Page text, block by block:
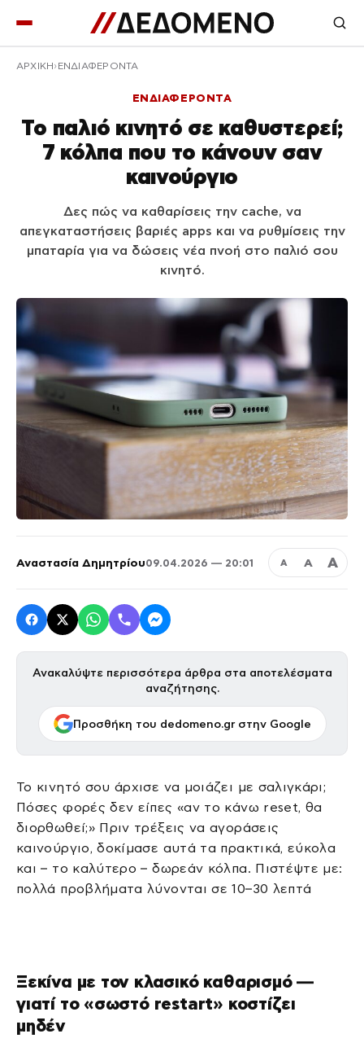
ΑΡΧΙΚΉ ΕΝΔΙΑΦΕΡΟΝΤΑ
ΕΝΔΙΑΦΕΡΟΝΤΑ
Το παλιό κινητό σε καθυστερεί;
7 κόλπα που το κάνουν σαν
καινούργιο
Δες πώς να καθαρίσεις την cache, να
απεγκαταστήσεις βαριές apps και να ρυθμίσεις την
μπαταρία για να δώσεις νέα πνοή στο παλιό σου
κινητό.
Αναστασία Δημητρίου09.04.2026 — 20:01 Α Α Α
Ανακαλύψτε περισσότερα άρθρα στα αποτελέσματα
αναζήτησης.
Προσθήκη του dedomeno.gr στην Google
Το κινητό σου άρχισε να μοιάζει με σαλιγκάρι;
Πόσες φορές δεν είπες «αν το κάνω reset, θα
διορθωθεί;» Πριν τρέξεις να αγοράσεις
καινούργιο, δοκίμασε αυτά τα πρακτικά, εύκολα
και – το καλύτερο – δωρεάν κόλπα. Πιστέψτε με:
πολλά προβλήματα λύνονται σε 10–30 λεπτά
Ξεκίνα με τον κλασικό καθαρισμό —
γιατί το «σωστό restart» κοστίζει
μηδέν